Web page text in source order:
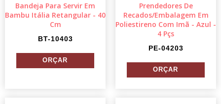
Bandeja Para Servir Em
Bambu Itália Retangular - 40
Cm
BT-10403
Prendedores De
Recados/Embalagem Em
Poliestireno Com Imã - Azul -
4 Pçs
PE-04203